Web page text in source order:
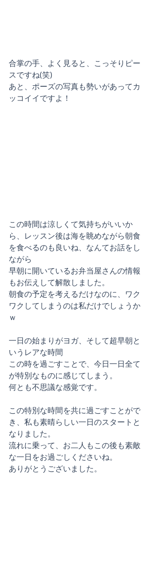
合掌の手、よく見ると、こっそりピー
スですね(笑)
あと、ポーズの写真も勢いがあってカ
ッコイイですよ！
この時間は涼しくて気持ちがいいか
ら、レッスン後は海を眺めながら朝食
を食べるのも良いね、なんてお話をし
ながら
早朝に開いているお弁当屋さんの情報
もお伝えして解散しました。
朝食の予定を考えるだけなのに、ワク
ワクしてしまうのは私だけでしょうか
ｗ
一日の始まりがヨガ、そして超早朝と
いうレアな時間
この時を過ごすことで、今日一日全て
が特別なものに感じてしまう。
何とも不思議な感覚です。
この特別な時間を共に過ごすことがで
き、私も素晴らしい一日のスタートと
なりました。
流れに乗って、お二人もこの後も素敵
な一日をお過ごしくださいね。
ありがとうございました。